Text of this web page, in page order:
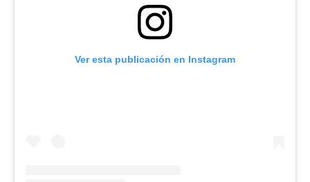
Ver esta publicación en Instagram